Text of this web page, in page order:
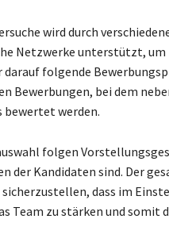
wird durch
Netzwerke unterstützt,
darauf folgende
Bewerbungen, bei dem
bewertet werden.
folgen
der Kandidaten sind. Der
dass im
Team zu stärken und